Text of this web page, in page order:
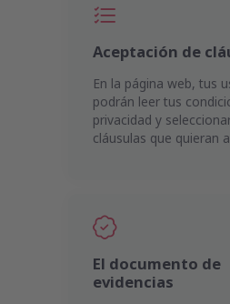
Aceptación de
En la página web, tus
podrán leer tus
privacidad y
cláusulas que quieran
El documento de
evidencias